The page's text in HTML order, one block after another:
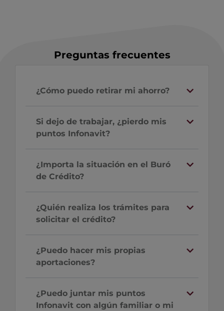
Preguntas frecuentes
¿Cómo puedo retirar mi ahorro?
Si dejo de trabajar, ¿pierdo mis
puntos Infonavit?
¿Importa la situación en el Buró
de Crédito?
¿Quién realiza los trámites para
solicitar el crédito?
¿Puedo hacer mis propias
aportaciones?
¿Puedo juntar mis puntos
Infonavit con algún familiar o mi